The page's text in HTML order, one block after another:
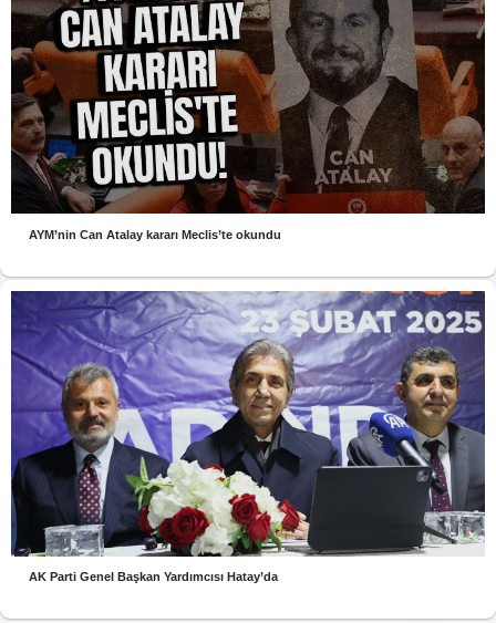
AYM’nin Can Atalay kararı Meclis’te okundu
AK Parti Genel Başkan Yardımcısı Hatay’da